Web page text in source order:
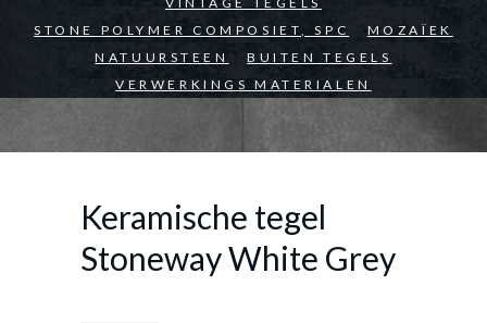
STONE POLYMER COMPOSIET, SPC
MOZAÏEK
NATUURSTEEN
BUITEN TEGELS
VERWERKINGS MATERIALEN
Keramische tegel
Stoneway White Grey